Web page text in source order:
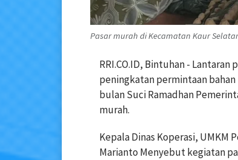
Pasar murah di Kecamatan Kaur
RRI.CO.ID, Bintuhan - Lantaran
peningkatan permintaan
bulan Suci Ramadhan
murah.
Kepala Dinas Koperasi, UMKM
Marianto Menyebut kegiatan